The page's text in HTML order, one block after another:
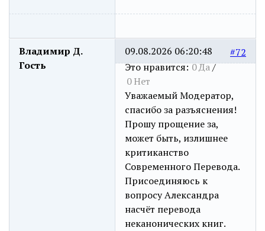
Владимир Д.
Гость
#72
Это нравится: 0Да/
0Нет
09.08.2026 06:20:48
Уважаемый Модератор,
спасибо за разъяснения!
Прошу прощение за,
может быть, излишнее
критиканство
Современного Перевода.
Присоединяюсь к
вопросу Александра
насчёт перевода
неканонических книг.